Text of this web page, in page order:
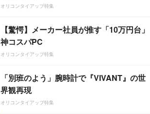
オリコンタイアップ特集
【驚愕】メーカー社員が推す「10万円台」
神コスパPC
オリコンタイアップ特集
「別班のよう」腕時計で『VIVANT』の世
界観再現
オリコンタイアップ特集